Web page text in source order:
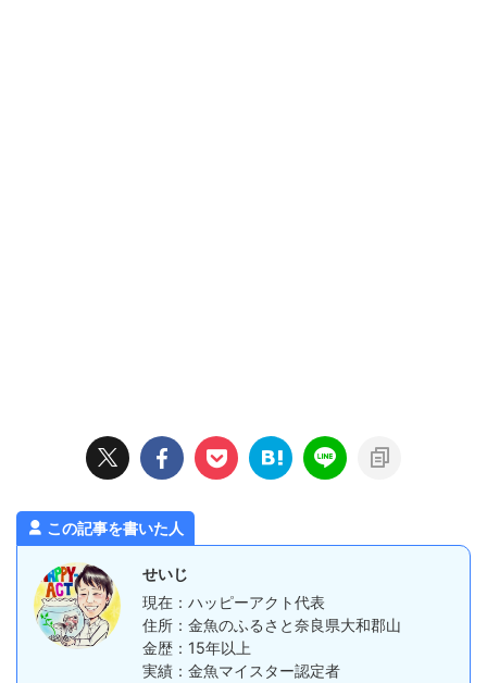
この記事を書いた人
せいじ
現在：ハッピーアクト代表
住所：金魚のふるさと奈良県大和郡山
金歴：15年以上
実績：金魚マイスター認定者